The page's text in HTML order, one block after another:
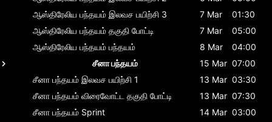
ஆஸ்திரேலிய பந்தயம் இலவச பயிற்சி 3 7 Mar
01:30
ஆஸ்திரேலிய பந்தயம் தகுதி போட்டி 7 Mar
05:00
ஆஸ்திரேலிய பந்தயம் பந்தயம் 8 Mar
04:00
சீனா பந்தயம்
15 Mar 07:00
சீனா பந்தயம் இலவச பயிற்சி 1 13 Mar 03:30
சீனா பந்தயம் விரைவோட்ட தகுதி போட்டி 13 Mar 07:30
சீனா பந்தயம் Sprint 14 Mar 03:00